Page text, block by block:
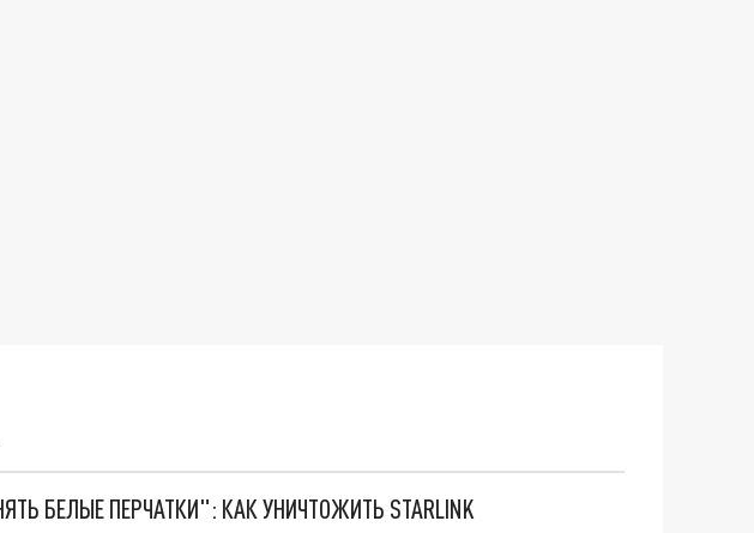
БЕЛЫЕ ПЕРЧАТКИ": КАК УНИЧТОЖИТЬ STARLINK